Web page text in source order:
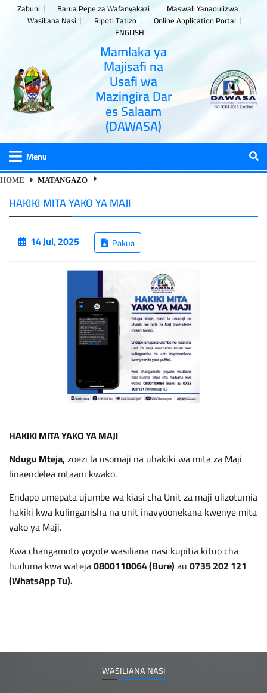
Zabuni Barua Pepe za Wafanyakazi
Maswali Yanaoulizwa
Wasiliana Nasi
Ripoti Tatizo
Online Application Portal
ENGLISH
Mamlaka ya
Majisafi na
Usafi wa
Mazingira Dar
es Salaam
(DAWASA)
Menu
HOME MATANGAZO
HAKIKI MITA YAKO YA MAJI
14 Jul, 2025 Pakua
HAKIKI MITA YAKO YA MAJI
Ndugu Mteja,zoezi la usomaji na uhakiki wa mita za Maji
linaendelea mtaani kwako.
Endapo umepata ujumbe wa kiasi cha Unit za maji ulizotumia
hakiki kwa kulinganisha na unit inavyoonekana kwenye mita
yako ya Maji.
Kwa changamoto yoyote wasiliana nasi kupitia kituo cha
huduma kwa wateja0800110064 (Bure)au0735 202 121
(WhatsApp Tu).
WASILIANA NASI